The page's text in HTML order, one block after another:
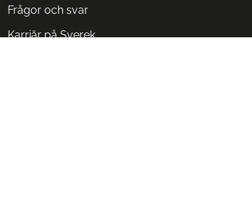
Frågor och svar
Karriär på Sverek